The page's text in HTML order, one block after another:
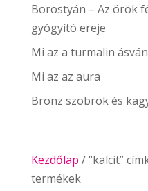
Kezdőlap / “kalcit”
termékek
Borostyán – Az örök
gyógyító ereje
Mi az a turmalin
Mi az az aura
Bronz szobrok és